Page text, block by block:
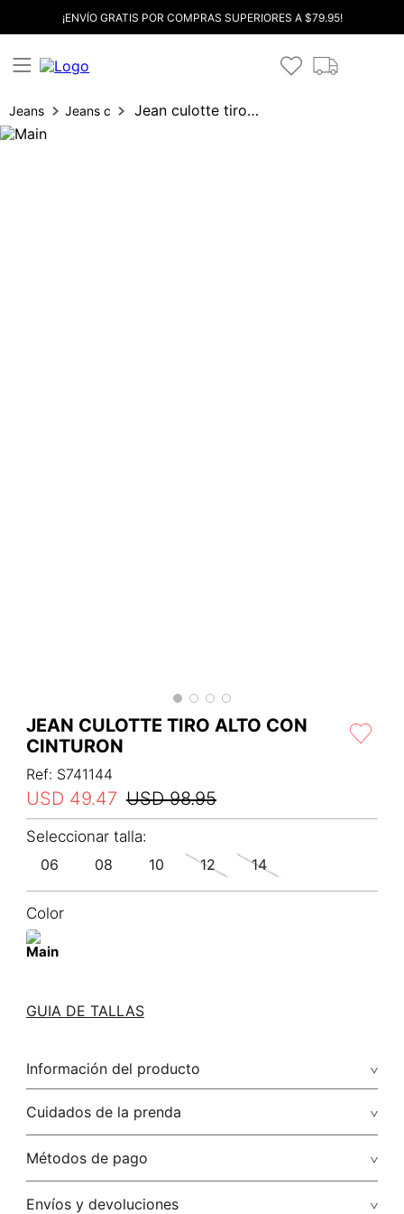
¡ENVÍO GRATIS POR COMPRAS SUPERIORES A $79.95!
Jeans Jeans cropped Jean culotte tiro alto con cinturon
JEAN CULOTTE TIRO ALTO CON
CINTURON
Ref: S741144
USD 98.95
USD 49.47
06 08 10 12 14
Color
GUIA DE TALLAS
Información del producto
100.00% viscosa/viscose
Cuidados de la prenda
No remojar. no retorcer / ni exprimir. el acabado rústico de
No usar lejia
Métodos de pago
Tarjetas de crédito: Visa, Dinners, Master Card y American
Envíos y devoluciones